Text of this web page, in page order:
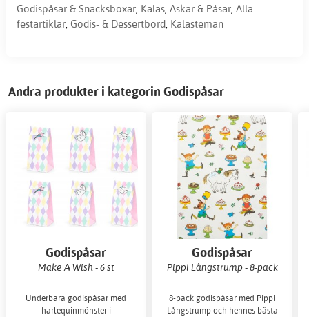
Godispåsar & Snacksboxar, Kalas, Askar & Påsar, Alla
festartiklar, Godis- & Dessertbord, Kalasteman
Andra produkter i kategorin Godispåsar
Godispåsar
Make A Wish - 6 st
Underbara godispåsar med
harlequinmönster i
Godispåsar
Pippi Långstrump - 8-pack
8-pack godispåsar med Pippi
Långstrump och hennes bästa